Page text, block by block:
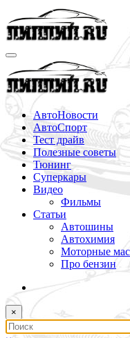
Перейти
к
содержимому
АвтоНовости
АвтоСпорт
Тест драйв
Полезные советы
Тюнинг
Суперкары
Видео
Фильмы
Статьи
Автошины
Автохимия
Моторные
Про бензин
×